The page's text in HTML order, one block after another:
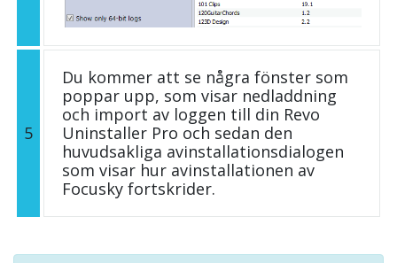
5
Du kommer att se några fönster som
poppar upp, som visar nedladdning
och import av loggen till din Revo
Uninstaller Pro och sedan den
huvudsakliga avinstallationsdialogen
som visar hur avinstallationen av
Focusky fortskrider.